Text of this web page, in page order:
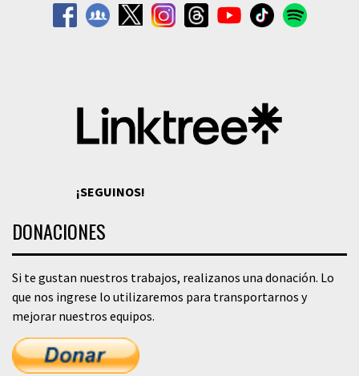
¡SEGUINOS!
DONACIONES
Si te gustan nuestros trabajos, realizanos una donación. Lo
que nos ingrese lo utilizaremos para transportarnos y
mejorar nuestros equipos.